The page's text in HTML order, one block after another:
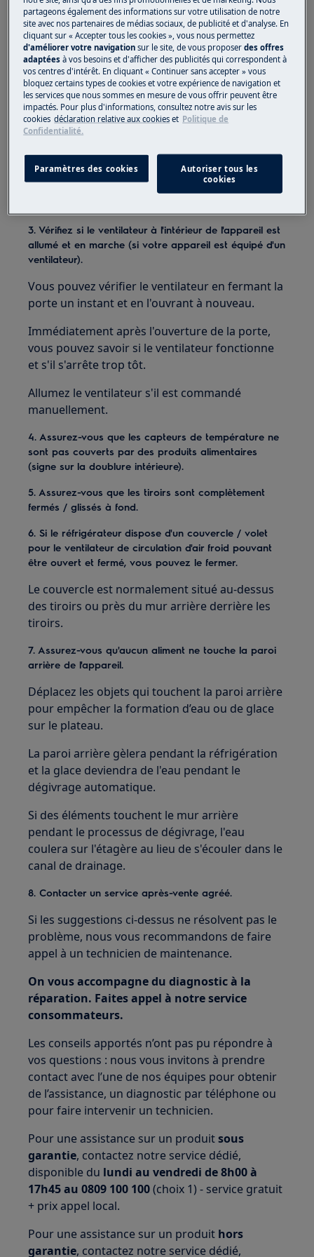
Veuillez noter que les thermomètres
moins chers peuvent présenter des
variations de ± 1–2 ° C ou plus.
Réglez la température en tournant le
régulateur de température ou via le
panneau de commande.
2. Désactivez le mode shopping.
Consultez le manuel d'utilisation pour voir si
votre appareil dispose de cette fonctionnalité et
comment vous pouvez l'éteindre. Vous pouvez
3. Vérifiez si le ventilateur à l'intérieur de l'appareil est
allumé et en marche (si votre appareil est équipé d'un
ventilateur).
Vous pouvez vérifier le ventilateur en fermant la
porte un instant et en l'ouvrant à nouveau.
Immédiatement après l'ouverture de la porte,
vous pouvez savoir si le ventilateur fonctionne
et s'il s'arrête trop tôt.
Allumez le ventilateur s'il est commandé
manuellement.
4. Assurez-vous que les capteurs de température ne
sont pas couverts par des produits alimentaires
(signe sur la doublure intérieure).
5. Assurez-vous que les tiroirs sont complètement
fermés / glissés à fond.
6. Si le réfrigérateur dispose d'un couvercle / volet
pour le ventilateur de circulation d'air froid pouvant
être ouvert et fermé, vous pouvez le fermer.
Le couvercle est normalement situé au-dessus
des tiroirs ou près du mur arrière derrière les
tiroirs.
7. Assurez-vous qu'aucun aliment ne touche la paroi
arrière de l'appareil.
Déplacez les objets qui touchent la paroi arrière
pour empêcher la formation d’eau ou de glace
sur le plateau.
La paroi arrière gèlera pendant la réfrigération
et la glace deviendra de l'eau pendant le
dégivrage automatique.
Si des éléments touchent le mur arrière
pendant le processus de dégivrage, l'eau
coulera sur l'étagère au lieu de s'écouler dans le
canal de drainage.
8. Contacter un service après-vente agréé.
Si les suggestions ci-dessus ne résolvent pas le
problème, nous vous recommandons de faire
appel à un technicien de maintenance.
On vous accompagne du diagnostic à la
réparation. Faites appel à notre service
consommateurs.
Les conseils apportés n’ont pas pu répondre à
vos questions : nous vous invitons à prendre
contact avec l’une de nos équipes pour obtenir
de l’assistance, un diagnostic par téléphone ou
pour faire intervenir un technicien.
Pour une assistance sur un produitsous
garantie, contactez notre service dédié,
disponible du lundi au vendredi de 8h00 à
17h45 au 0809 100 100(choix 1) - service gratuit
+ prix appel local.
Pour une assistance sur un produit hors
garantie, contactez notre service dédié,
partageons également des informations sur votre utilisation de notre
site avec nos partenaires de médias sociaux, de publicité et d'analyse. En
cliquant sur « Accepter tous les cookies », vous nous permettez
d'améliorer votre navigation sur le site, de vous proposerdes offres
adaptées à vos besoins et d'afficher des publicités qui correspondent à
vos centres d'intérêt. En cliquant « Continuer sans accepter » vous
bloquez certains types de cookies et votre expérience de navigation et
les services que nous sommes en mesure de vous offrir peuvent être
impactés. Pour plus d'informations, consultez notre avis sur les
cookies déclaration relative aux cookies et Politique de
Confidentialité.
Paramètres des cookies
Autoriser tous les
cookies